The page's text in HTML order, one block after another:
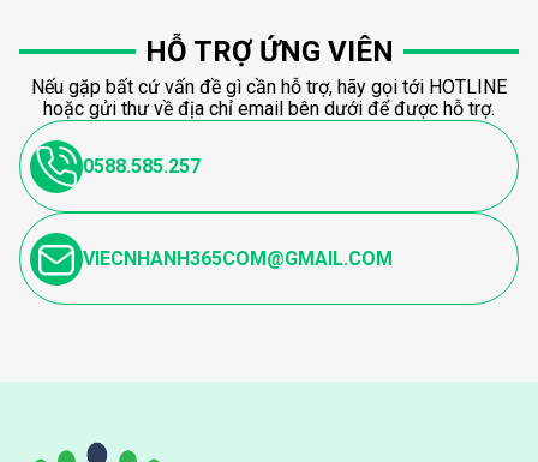
HỖ TRỢ ỨNG VIÊN
Nếu gặp bất cứ vấn đề gì cần hỗ trợ, hãy gọi tới HOTLINE
hoặc gửi thư về địa chỉ email bên dưới để được hỗ trợ.
0588.585.257
VIECNHANH365COM@GMAIL.COM